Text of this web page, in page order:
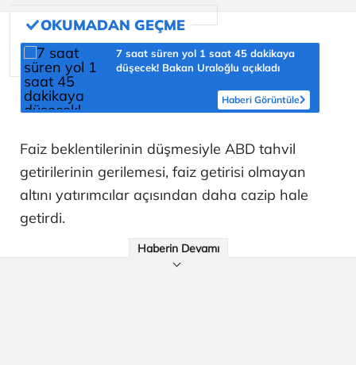
7 saat süren yol 1 saat 45 dakikaya
düşecek! Bakan Uraloğlu açıkladı
Haberi Görüntüle
Faiz beklentilerinin düşmesiyle ABD tahvil
getirilerinin gerilemesi, faiz getirisi olmayan
altını yatırımcılar açısından daha cazip hale
getirdi.
Haberin Devamı